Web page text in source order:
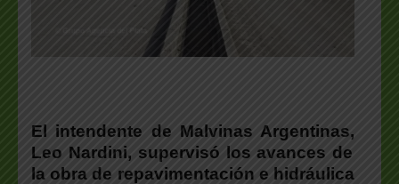
El intendente de Malvinas Argentinas,
Leo Nardini, supervisó los avances de
la obra de repavimentación e hidráulica